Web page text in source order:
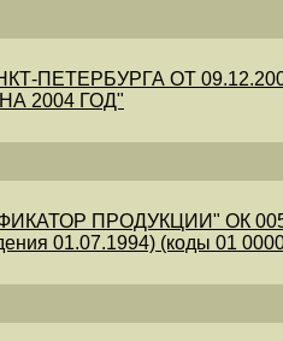
ОТ 09.12.2003
2004 ГОД"
ПРОДУКЦИИ" ОК 005-93
01.07.1994) (коды 01